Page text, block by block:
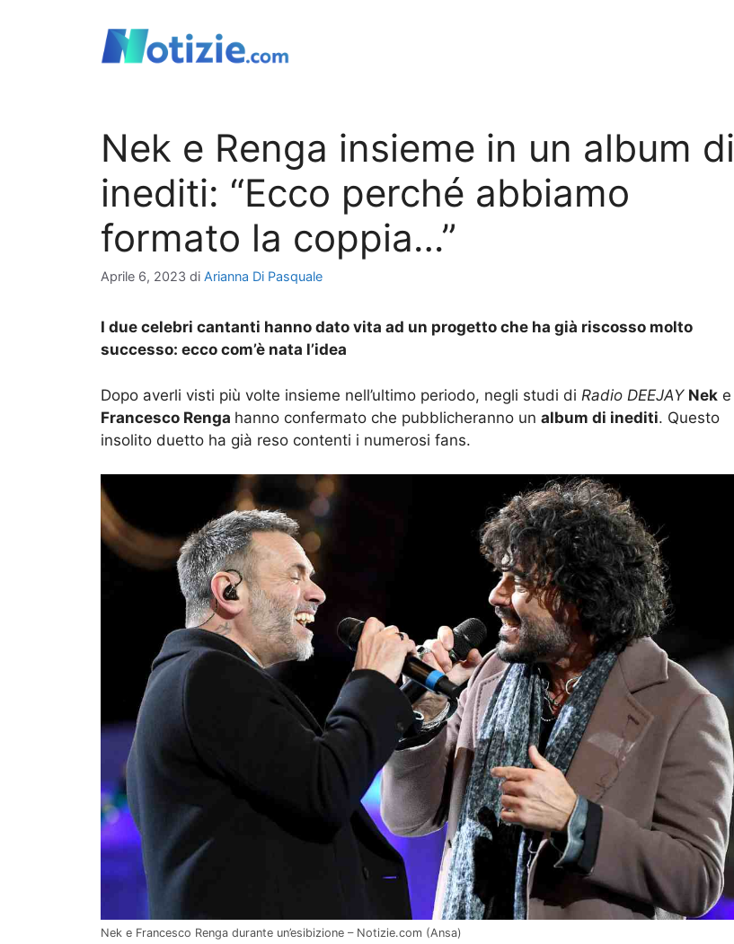
Nek e Renga insieme in un album di
inediti: “Ecco perché abbiamo
formato la coppia…”
Aprile 6, 2023 di Arianna Di Pasquale
I due celebri cantanti hanno dato vita ad un progetto che ha già riscosso molto
successo: ecco com’è nata l’idea
Dopo averli visti più volte insieme nell’ultimo periodo, negli studi di Radio DEEJAY Nek e
Francesco Renga hanno confermato che pubblicheranno un album di inediti. Questo
insolito duetto ha già reso contenti i numerosi fans.
Nek e Francesco Renga durante un’esibizione – Notizie.com (Ansa)